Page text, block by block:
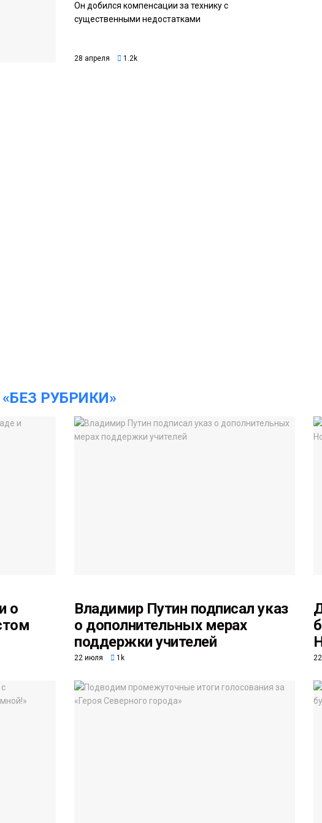
Он добился компенсации за технику с
существенными недостатками
28 апреля 1.2k
РУБРИКИ»
о
Владимир Путин подписал указ
о дополнительных мерах
поддержки учителей
22 июля 1k